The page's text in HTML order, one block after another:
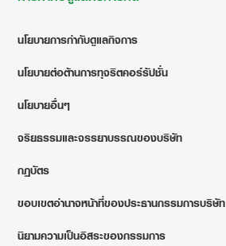
นโยบายการกำกับดูแลกิจการ
นโยบายต่อต้านการทุจริตคอร์รัปชั่น
นโยบายอื่นๆ
จริยธรรมและจรรยาบรรณของบริษัท
กฎบัตร
ขอบเขตอำนาจหน้าที่ของประธานกรรมการบริษัท
นิยามความเป็นอิสระของกรรมการ